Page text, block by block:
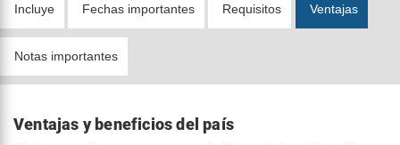
Incluye Fechas importantes Requisitos Ventajas
Notas importantes
Ventajas y beneficios del país